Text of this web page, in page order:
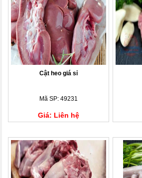
Cật heo giá sỉ
Mã SP: 49231
Giá: Liên hệ